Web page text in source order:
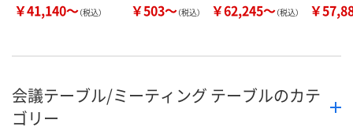
￥41,140～（税込） ￥503～（税込） ￥62,245～（税込） ￥
会議テーブル/ミーティング テーブルのカテ
ゴリー